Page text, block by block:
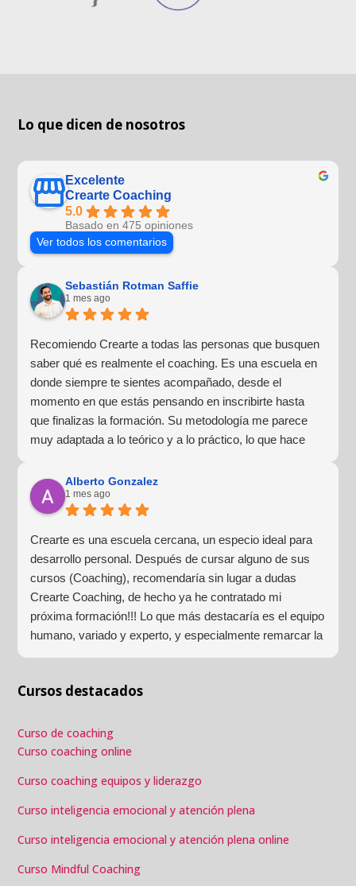
Lo que dicen de nosotros
Excelente
Crearte Coaching
5.0
Basado en 475 opiniones
Ver todos los comentarios
Sebastián Rotman Saffie
1 mes ago
Recomiendo Crearte a todas las personas que busquen
saber qué es realmente el coaching. Es una escuela en
donde siempre te sientes acompañado, desde el
momento en que estás pensando en inscribirte hasta
que finalizas la formación. Su metodología me parece
muy adaptada a lo teórico y a lo práctico, lo que hace
¡Para mí fue una excelente experiencia!
Alberto Gonzalez
1 mes ago
Crearte es una escuela cercana, un especio ideal para
desarrollo personal. Después de cursar alguno de sus
cursos (Coaching), recomendaría sin lugar a dudas
Crearte Coaching, de hecho ya he contratado mi
próxima formación!!! Lo que más destacaría es el equipo
humano, variado y experto, y especialmente remarcar la
añadido con multitud de formaciones, seminarios y
gran liderazgo de Beatriz Ricondo!!!
Cursos destacados
Curso de coaching
Curso coaching online
Curso coaching equipos y liderazgo
Curso inteligencia emocional y atención plena
Curso inteligencia emocional y atención plena online
Curso Mindful Coaching